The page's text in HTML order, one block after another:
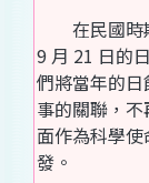
在民國時
9 月 21 日的
們將當年的
事的關聯，
面作為科學
發。